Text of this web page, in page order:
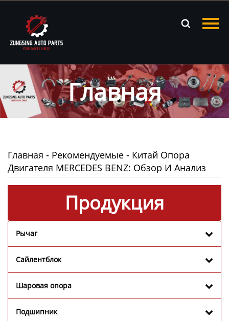

Главная
Продукция
Новости
О нас
Контакты
Главная
Главная - Рекомендуемые - Китай Опора
Двигателя MERCEDES BENZ: Обзор И Анализ
Продукция
Рычаг
Сайлентблок
Шаровая опора
Подшипник